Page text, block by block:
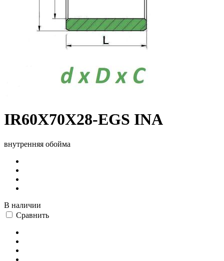
IR60X70X28-EGS INA
внутренняя обойма
В наличии
Сравнить